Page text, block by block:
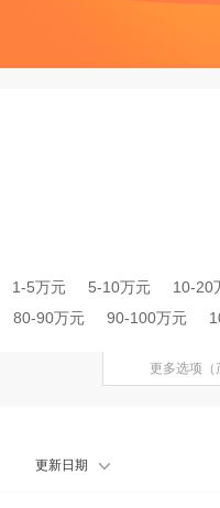
1-5万元 5-10万元
10-20
80-90万元 90-100万元
更多选项
更新日期